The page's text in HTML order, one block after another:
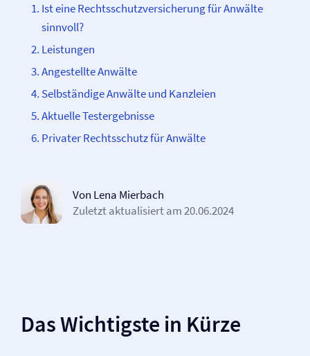
Ist eine Rechtsschutz­­versicherung für Anwälte
sinnvoll?
Leistungen
Angestellte Anwälte
Selbständige Anwälte und Kanzleien
Aktuelle Testergebnisse
Privater Rechtsschutz für Anwälte
Von Lena Mierbach
Zuletzt aktualisiert am20.06.2024
Das Wichtigste in Kürze